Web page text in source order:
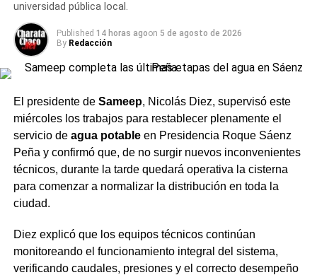
universidad pública local.
Published 14 horas agoon 5 de agosto de 2026
By Redacción
El presidente de Sameep, Nicolás Diez, supervisó este
miércoles los trabajos para restablecer plenamente el
servicio de agua potableen Presidencia Roque Sáenz
Peña y confirmó que, de no surgir nuevos inconvenientes
técnicos, durante la tarde quedará operativa la cisterna
para comenzar a normalizar la distribución en toda la
ciudad.
Diez explicó que los equipos técnicos continúan
monitoreando el funcionamiento integral del sistema,
verificando caudales, presiones y el correcto desempeño